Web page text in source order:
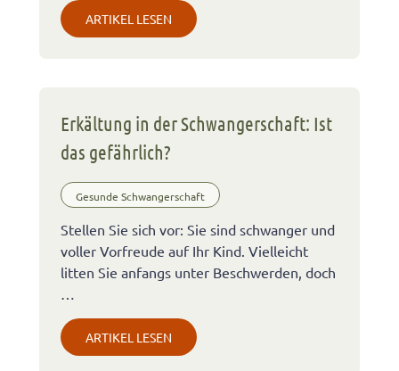
ARTIKEL LESEN
Erkältung in der Schwangerschaft: Ist
das gefährlich?
Gesunde Schwangerschaft
Stellen Sie sich vor: Sie sind schwanger und
voller Vorfreude auf Ihr Kind. Vielleicht
litten Sie anfangs unter Beschwerden, doch
ARTIKEL LESEN